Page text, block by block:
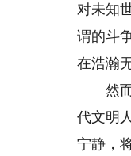
对未知
谓的斗
在浩瀚
然而
代文明
宁静，